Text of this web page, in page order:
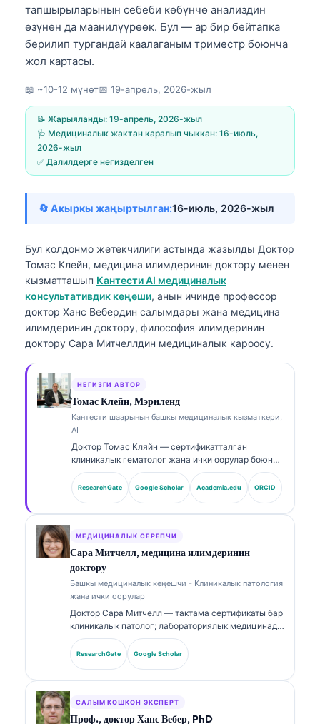
тапшырыларынын себеби көбүнчө анализдин
өзүнөн да маанилүүрөөк. Бул — ар бир бейтапка
берилип тургандай каалаганым триместр боюнча
жол картасы.
📖 ~10-12 мүнөт📅 19-апрель, 2026-жыл
📝 Жарыяланды: 19-апрель, 2026-жыл
🩺 Медициналык жактан каралып чыккан: 16-июль,
2026-жыл
✅ Далилдерге негизделген
🔄 Акыркы жаңыртылган:16-июль, 2026-жыл
Бул колдонмо жетекчилиги астында жазылды Доктор
Томас Клейн, медицина илимдеринин доктору менен
кызматташып Кантести AI медициналык
консультативдик кеңеши, анын ичинде профессор
доктор Ханс Вебердин салымдары жана медицина
илимдеринин доктору, философия илимдеринин
доктору Сара Митчеллдин медициналык кароосу.
НЕГИЗГИ АВТОР
Томас Клейн, Мэриленд
Кантести шаарынын башкы медициналык кызматкери,
AI
Доктор Томас Кляйн — сертификатталган
клиникалык гематолог жана ички оорулар боюнча
дарыгер, лабораториялык медицина жана AI
менен колдоого алынган клиникалык анализ
тармагында 15 жылдан ашык тажрыйбасы бар.
тармагынын медициналык тактыгына клиникалык
көзөмөл жүргүзөт. Доктор Кляйн биомаркерлерди
чечмелөө жана лабораториялык диагностика
боюнча лабораториялык медицина темаларына
байланыштуу кеңири жарыялады.
ResearchGate Google Scholar Academia.edu ORCID
МЕДИЦИНАЛЫК СЕРЕПЧИ
Сара Митчелл, медицина илимдеринин
доктору
Башкы медициналык кеңешчи - Клиникалык патология
жана ички оорулар
Доктор Сара Митчелл — тактама сертификаты бар
клиникалык патолог; лабораториялык медицинада
жана диагностикалык анализде 18 жылдан ашык
тажрыйбасы бар. Ал клиникалык химия боюнча
адистик сертификаттарына ээ жана клиникалык
жарыялаган.
ResearchGate Google Scholar
САЛЫМ КОШКОН ЭКСПЕРТ
Проф., доктор Ханс Вебер, PhD